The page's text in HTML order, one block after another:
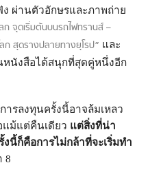
ง ผ่านตัวอักษรและภาพถ่าย
ก จุดเริ่มต้นบนรถไฟทรานส์ –
ก สุดรางปลายทางยุโรป” และ
หนังสือได้สนุกที่สุดคู่หนึ่งอีก
ารลงทุนครั้งนี้อาจล้มเหลว
แม้แต่คืนเดียว แต่สิ่งที่น่า
นี้ก็คือการไม่กล้าที่จะเริ่มทำ
8